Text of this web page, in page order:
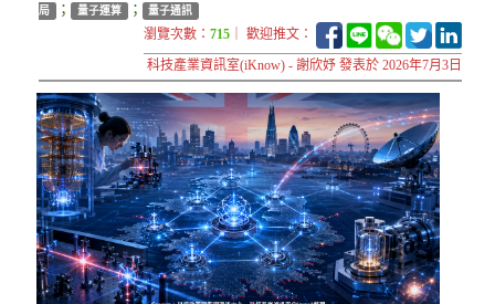
局 ； 量子運算 ； 量子通訊
瀏覽次數：715 ｜ 歡迎推文：
科技產業資訊室(iKnow) - 謝欣妤 發表於 2026年7月3日